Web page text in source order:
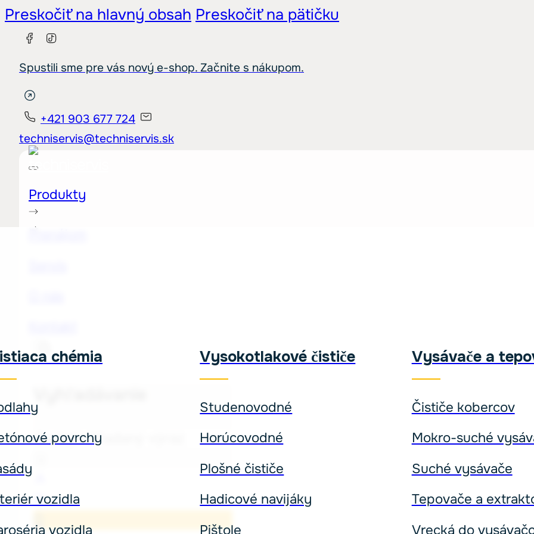
Preskočiť na hlavný obsah Preskočiť na pätičku
Spustili sme pre vás nový e-shop. Začnite s nákupom.
+421 903 677 724
techniservis@techniservis.sk
Produkty
chémia
povrchy
vozidla
vozidla
Vysokotlakové čističe
Studenovodné
Horúcovodné
Plošné čističe
Hadicové navijáky
Pištole
Vysávače a
Čističe kobercov
Mokro-suché
Suché vysávače
Tepovače a
Vrecká do
Hľadať
0